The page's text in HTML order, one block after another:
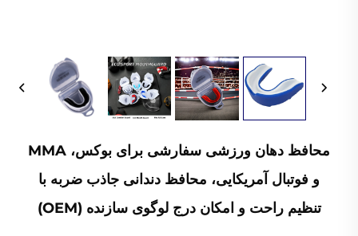
محافظ دهان ورزشی سفارشی برای بوکس، MMA
و فوتبال آمریکایی، محافظ دندانی جاذب ضربه با
تنظیم راحت و امکان درج لوگوی سازنده (OEM)